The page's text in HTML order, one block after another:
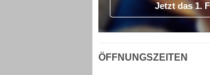
Jetzt das 1.
ÖFFNUNGSZEITEN